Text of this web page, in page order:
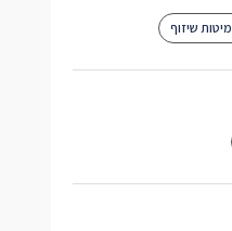
מיטות שיזוף